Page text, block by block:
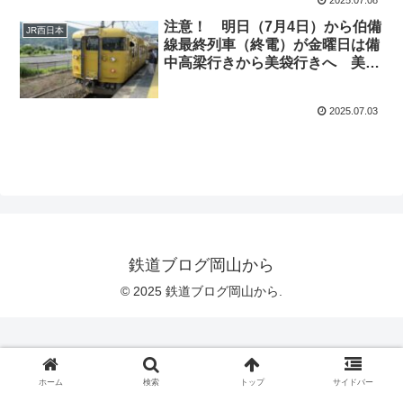
JR西日本
注意！ 明日（7月4日）から伯備
線最終列車（終電）が金曜日は備
中高梁行きから美袋行きへ 美袋
2025.07.03
鉄道ブログ岡山から
© 2025 鉄道ブログ岡山から.
ホーム 検索 トップ サイドバー